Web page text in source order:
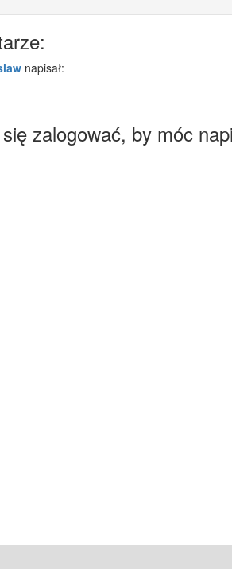
napisał:
zalogować, by móc